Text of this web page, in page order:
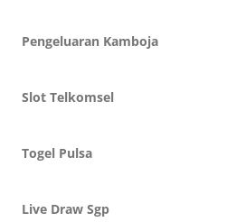
Pengeluaran Kamboja
Slot Telkomsel
Togel Pulsa
Live Draw Sgp